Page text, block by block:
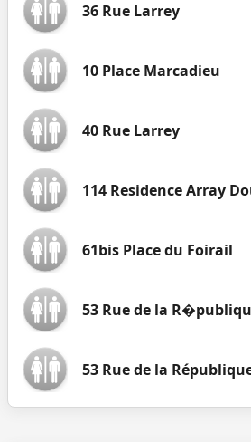
36 Rue Larrey
10 Place Marcadieu
40 Rue Larrey
114 Residence Array
61bis Place du Foirail
53 Rue de la
53 Rue de la